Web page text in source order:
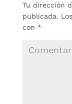
Tu dirección
publicada.
con *